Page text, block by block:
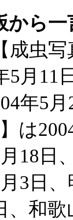
から一
成虫
5月11
年5
は
18日
3日
、和